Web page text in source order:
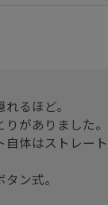
るほど。
がありました。
自体はストレー
ン式。